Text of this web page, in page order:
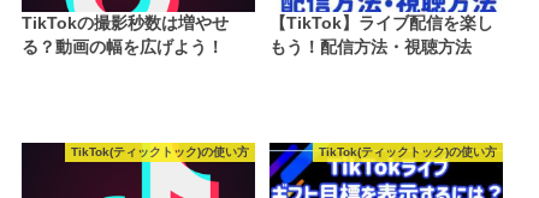
TikTokの撮影秒数は増やせ
る？動画の幅を広げよう！
【TikTok】ライブ配信を楽し
もう！配信方法・視聴方法
TikTok(ティックトック)の使い方 TikTok(ティックトック)の使い方